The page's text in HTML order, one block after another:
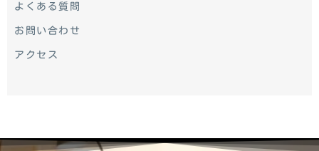
よくある質問
お問い合わせ
アクセス